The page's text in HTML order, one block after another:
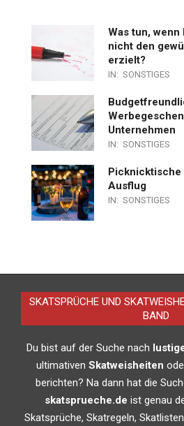
Was tun,
nicht den
erzielt?
IN: SONSTIGES
Unternehmen
IN: SONSTIGES
Ausflug
IN: SONSTIGES
SKATSPRÜCHE UND
BAND
Du bist auf der Suche nach
ultimativen Skatweisheiten
berichten? Na dann hat die
skatsprueche.de ist genau
Skatsprüche, Skatregeln,